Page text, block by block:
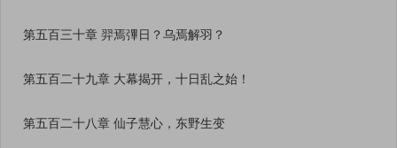
第五百三十章 羿焉彃日？乌焉解羽？
第五百二十九章 大幕揭开，十日乱之始！
第五百二十八章 仙子慧心，东野生变